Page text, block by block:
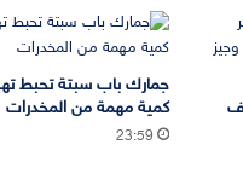
جمارك باب سبتة تحبط
كمية مهمة من المخدرات
23:59